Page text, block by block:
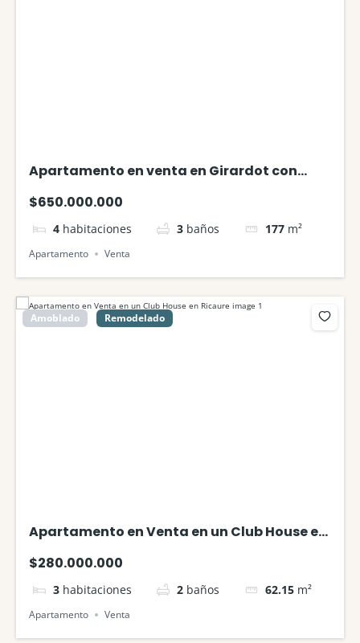
Apartamento en venta en Girardot con
$650.000.000
4 habitaciones 3 baños 177 m²
Apartamento Venta
Amoblado Remodelado
Apartamento en Venta en un Club House en
$280.000.000
3 habitaciones 2 baños 62.15 m²
Apartamento Venta